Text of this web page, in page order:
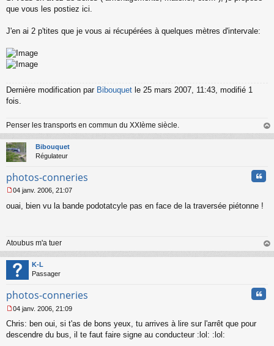
s
g
n
o
u
que vous les postiez ici.
J'en ai 2 p'tites que je vous ai récupérées à quelques mètres d'intervale:
Dernière modification par Bibouquet le 25 mars 2007, 11:43, modifié 1
fois.
Penser les transports en commun du XXIème siècle.
au
Bibouquet
Régulateur
photos-conneries
e
g
e
n
o
n
u
04 janv. 2006, 21:07
ouai, bien vu la bande podotatcyle pas en face de la traversée piétonne !
Atoubus m'a tuer
au
K-L
Passager
photos-conneries
e
s
04 janv. 2006, 21:09
Chris: ben oui, si t'as de bons yeux, tu arrives à lire sur l'arrêt que pour
descendre du bus, il te faut faire signe au conducteur :lol: :lol: